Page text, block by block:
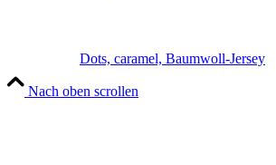
Dots, caramel, Baumwoll-Jersey
Nach oben scrollen